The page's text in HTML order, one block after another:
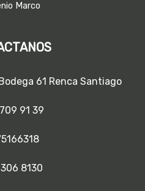
Marco
61 Renca Santiago
91 39
8130